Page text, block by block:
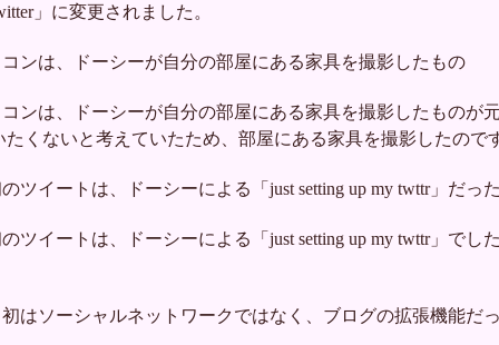
」に変更されました。
ンは、ドーシーが自分の部屋にある家具を撮影したもの
ンは、ドーシーが自分の部屋にある家具を撮影したものが
くないと考えていたため、部屋にある家具を撮影したので
ツイートは、ドーシーによる「just setting up my twttr」だっ
ツイートは、ドーシーによる「just setting up my twttr」でし
はソーシャルネットワークではなく、ブログの拡張機能だ